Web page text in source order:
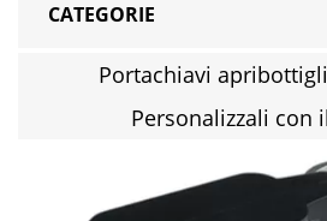
CATEGORIE
Portachiavi
Personalizzali con